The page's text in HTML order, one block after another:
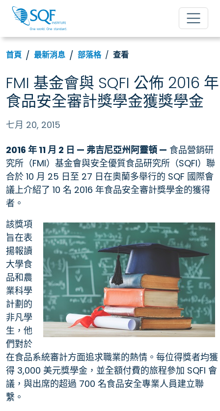
首頁 最新消息 部落格 查看
FMI 基金會與 SQFI 公佈 2016 年
食品安全審計獎學金獲獎學金
七月 20, 2015
2016 年 11 月 2 日 — 弗吉尼亞州阿靈頓 — 食品營銷研
究所（FMI）基金會與安全優質食品研究所（SQFI）聯
合於 10 月 25 日至 27 日在奧蘭多舉行的 SQF 國際會
議上介紹了 10 名 2016 年食品安全審計獎學金的獲得
者。
該獎項
旨在表
揚報讀
大學食
品和農
業科學
計劃的
非凡學
生，他
們對於
在食品系統審計方面追求職業的熱情。每位得獎者均獲
得 3,000 美元獎學金，並全額付費的旅程參加 SQFI 會
議，與出席的超過 700 名食品安全專業人員建立聯
繫。